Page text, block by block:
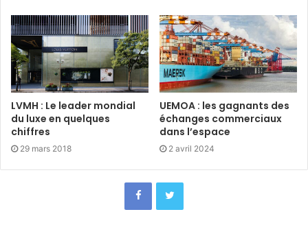
LVMH : Le leader mondial
du luxe en quelques
chiffres
29 mars 2018
UEMOA : les gagnants des
échanges commerciaux
dans l’espace
2 avril 2024